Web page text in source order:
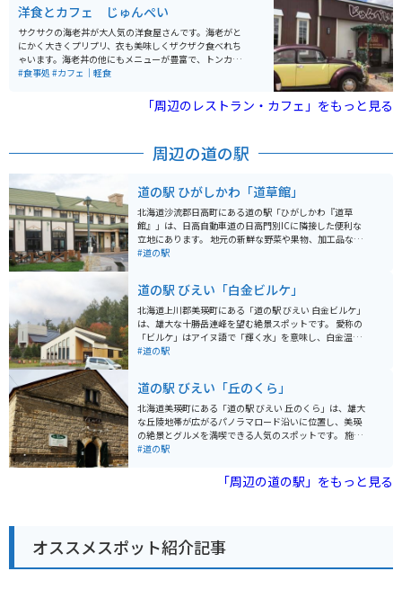
洋食とカフェ じゅんぺい
サクサクの海老丼が大人気の洋食屋さんです。海老がと
にかく大きくプリプリ、衣も美味しくザクザク食べれち
ゃいます。海老丼の他にもメニューが豊富で、トンカ
ツ、チキンカツ、ミックス定食などガッツリ食べたい物
おにぎり）も美味しいので、旅のお供に買いたくなりま
す。デザートも豊富、サッパリと食事を済ませたい方は
#食事処 #カフェ｜軽食
「周辺のレストラン・カフェ」をもっと見る
周辺の道の駅
道の駅 ひがしかわ「道草館」
北海道沙流郡日高町にある道の駅「ひがしかわ『道草
館』」は、日高自動車道の日高門別ICに隣接した便利な
立地にあります。 地元の新鮮な野菜や果物、加工品など
を販売する直売所は、旅の思い出やお土産探しに最適で
す。 軽食コーナーでは、地元産の食材を使った料理や軽
食を楽しむことができます。 日高昆布ラーメンやジンギ
スカン丼など、北海道の味覚を堪能しましょう。 バイク
で訪れる際には、広々とした駐車場があるので安心で
す。 道の駅からは、広大な牧場風景や日高山脈の雄大な
むこともできます。 ドライブやツーリングの休憩に、ぜ
ひ道の駅「ひがしかわ『道草館』」へお立ち寄りくださ
い。
#道の駅
道の駅 びえい「白金ビルケ」
北海道上川郡美瑛町にある「道の駅 びえい 白金ビルケ」
は、雄大な十勝岳連峰を望む絶景スポットです。 愛称の
「ビルケ」はアイヌ語で「輝く水」を意味し、白金温泉
街の入り口に位置しています。 施設内には、美瑛産の新
できます。 また、美瑛町の観光情報コーナーでは、近隣
の観光スポット情報も入手できます。 雄大な自然を満喫
できる展望台もあり、ドライブの休憩だけでなく、観光
拠点としても最適です。 バイクで訪れる場合は、駐車場
も広く停めやすいので安心です。 十勝岳連峰の絶景を眺
ひ立ち寄りたいスポットです。
#道の駅
道の駅 びえい「丘のくら」
北海道美瑛町にある「道の駅 びえい 丘のくら」は、雄大
な丘陵地帯が広がるパノラマロード沿いに位置し、美瑛
の絶景とグルメを満喫できる人気のスポットです。 施設
内には、地元産の新鮮野菜や果物、加工品などを販売す
ムやスイーツが人気の「軽食コーナー」、美瑛の雄大な
景色を一望できる「展望台」などがあります。 バイクで
景が広がり、「パッチワークの路」「ケンとメリーの
木」「セブンスターの木」など、写真スポットとしても
人気です。道の駅 びえい 丘のくらは、これらの観光スポ
#道の駅
「周辺の道の駅」をもっと見る
オススメスポット紹介記事